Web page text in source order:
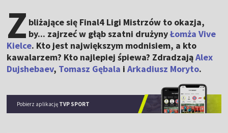
Z bliżające się Final4 Ligi Mistrzów to okazja,
by... zajrzeć w głąb szatni drużynyŁomża Vive
Kielce. Kto jest największym modnisiem, a kto
kawalarzem? Kto najlepiej śpiewa? ZdradzająAlex
Dujshebaev, Tomasz Gębala iArkadiusz Moryto.
Pobierz aplikację TVP SPORT